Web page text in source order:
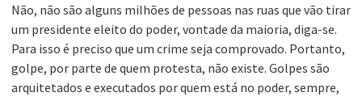
Não, não são alguns milhões de pessoas nas ruas que vão tirar
um presidente eleito do poder, vontade da maioria, diga-se.
Para isso é preciso que um crime seja comprovado. Portanto,
golpe, por parte de quem protesta, não existe. Golpes são
arquitetados e executados por quem está no poder, sempre,